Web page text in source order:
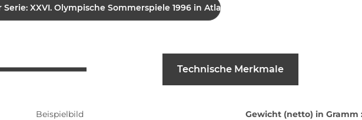
XXVI. Olympische Sommerspiele 1996 in Atlanta
Technische Merkmale
Beispielbild Gewicht (netto) in Gramm :